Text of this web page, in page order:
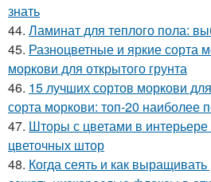
знать
44. Ламинат для теплого пола:
45. Разноцветные и яркие сорта
моркови для открытого грунта
46. 15 лучших сортов моркови
сорта моркови: топ-20 наиболее
47. Шторы с цветами в
цветочных штор
48. Когда сеять и как